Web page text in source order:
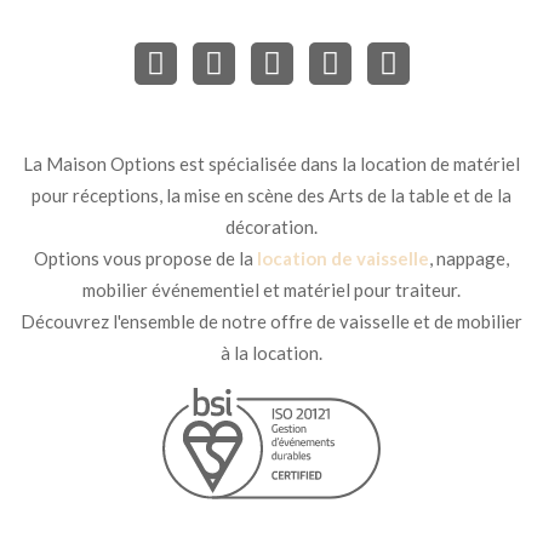
gobelets, pichets, bac de récupération, rallonge) ne sont pas inclus
et peuvent être ajoutés sur devis selon votre besoin.
pour utiliser le percolateur ?
- Café : mouture grosse/filtre adaptée au percolateur. Éviter les
moutures fines (risque de sur-extraction et dépôts).
- Filtration : selon le modèle, un panier métallique suffit. Si un
papier filtre est recommandé, il sera précisé au devis.
: idéalement faiblement calcaire (eau filtrée) pour limiter
prévoir un produit de détartrage alimentaire si
usage intensif sur plusieurs jours ; le détartrage en profondeur est
assuré par nos équipes au retour.
La Maison Options est spécialisée dans la location de matériel
pour réceptions, la mise en scène des Arts de la table et de la
décoration.
Options vous propose de la location de vaisselle, nappage,
mobilier événementiel et matériel pour traiteur.
Découvrez l'ensemble de notre offre de vaisselle et de mobilier
à la location.